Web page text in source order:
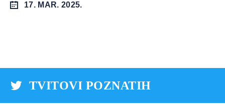
17. MAR. 2025.
TVITOVI POZNATIH